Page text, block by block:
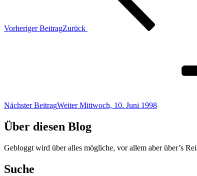
Vorheriger BeitragZurück
Nächster BeitragWeiter Mittwoch, 10. Juni 1998
Über diesen Blog
Gebloggt wird über alles mögliche, vor allem aber über’s
Suche